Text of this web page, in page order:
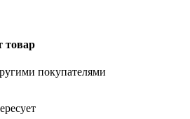
товар
покупателями